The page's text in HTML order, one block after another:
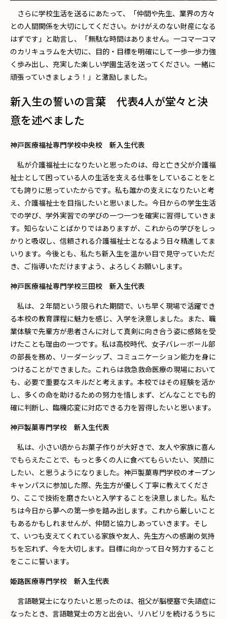
さらに学校生活を送るにあたって、「仲間や先生、業界の方々
との人間関係を大切にしてください。かけがえのない財産になる
はずです」と助言し、「無駄な時間はありません。一コマ一コマ
のカリキュラムを大切に、目的・目標を明確にして一歩一歩力強
く歩み出し、充実した楽しい学園生活を送ってください。一緒に
頑張っていきましょう！」と激励しました。
新入生の誓いの言葉 代表4人が堂々と決
意を述べました
神戸医療福祉専門学校中央校 新入生代表
私が介護福祉士になりたいと思ったのは、母と亡き父が介護福
祉士として困っている人の生活を支える仕事をしていることをと
ても誇りに思っていたからです。私も誰かの支えになりたいと考
え、介護福祉士を目指したいと思いました。今日からの学生生活
での学び、学外実習での学びの一つ一つを確実に習得していきま
す。知らないことばかりではありますが、これからの学びをしっ
かりと吸収し、信頼される介護福祉士となるよう日々精進してま
いります。今後とも、私たち新入生を温かい目で見守っていただ
き、ご指導いただけますよう、よろしくお願いします。
神戸医療福祉専門学校三田校 新入生代表
私は、２年間という限られた期間で、いち早く現場で活躍でき
る本校の教育課程に魅力を感じ、入学を決意しました。また、職
業体験で先輩方が患者さんに対して真剣に向き合う姿に感銘を受
けたことも理由の一つです。私は高校時代、女子バレーボール部
の部長を務め、リーダーシップ、コミュニケーション能力を身に
つけることができました。これらは救急救命医療の現場において
も、必要で重要なスキルだと考えます。本校ではその経験を活か
し、多くの命を助けるための努力を惜しまず、どんなことでも的
確に判断し、臨機応変に対応できる力を習得したいと思います。
神戸製菓専門学校 新入生代表
私は、小さい頃からお菓子作りが大好きで、友人や家族に喜ん
でもらえたことで、もっと多くの人に食べてもらいたい、笑顔に
したい、と思うようになりました。神戸製菓専門学校のオープン
キャンパスに参加した際、先生方が優しく丁寧に教えてくださ
り、ここで技術を磨きたいと入学することを決意しました。私た
ちは今日から夢への第一歩を踏み出します。これから厳しいこと
もあるかもしれませんが、仲間と協力しあっていきます。そし
て、いつも支えてくれている家族や友人、先生方への感謝の気持
ちを忘れず、今を大切します。目標に向かって日々努力すること
をここに誓います。
姫路医療専門学校 新入生代表
言語聴覚士になりたいと思ったのは、祖父が脳梗塞で失語症に
なったとき、言語聴覚士の方と出会い、リハビリを続けるうちに